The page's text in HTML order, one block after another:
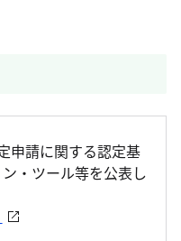
申請に関する認定基
・ツール等を公表し